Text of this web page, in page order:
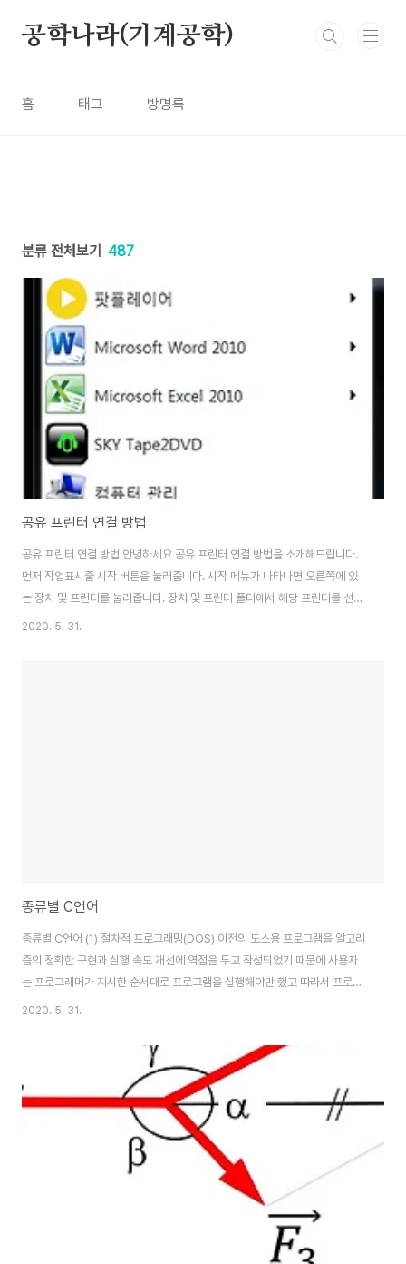
공학나라(기계공학)
홈 태그 방명록
분류 전체보기 487
공유 프린터 연결 방법
공유 프린터 연결 방법 안녕하세요 공유 프린터 연결 방법을 소개해드립니다.
먼저 작업표시줄 시작 버튼을 눌러줍니다. 시작 메뉴가 나타나면 오른쪽에 있
는 장치 및 프린터를 눌러줍니다. 장치 및 프린터 폴더에서 해당 프린터를 선택
합니다. 해당 프린터에서 우 클릭을 하여 프린터 속성에 들어갑니다. 프린터 속
2020. 5. 31.
종류별 C언어
종류별 C언어 (1) 절차적 프로그래밍(DOS) 이전의 도스용 프로그램을 알고리
즘의 정확한 구현과 실행 속도 개선에 역점을 두고 작성되었기 때문에 사용자
는 프로그래머가 지시한 순서대로 프로그램을 실행해야만 했고 따라서 프로그
램 처리 흐름의 선택권이 사용자에게 있는 것이 아니라 그 프로그램을 작성한
그래머가 규정한 방식대로 지정된 경로를 따라 아래로 흘러가게 되는데, 이러
한 방식을 절차 중심 프로그래밍 방식이라고 한다. (2) Event Driven 프로그
래밍 (WINDOWS) 윈도우 프로그램에서는 사용자가 선택할 수 있는 모든 선
택사항을 인터페이스에 제시한 후 사용자가 해당 사항을 선택하면 그것을 처리
하는 방실을 취한다. 이 방식에..
2020. 5. 31.